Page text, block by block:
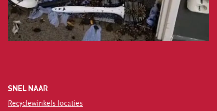
SNEL NAAR
Recyclewinkels locaties